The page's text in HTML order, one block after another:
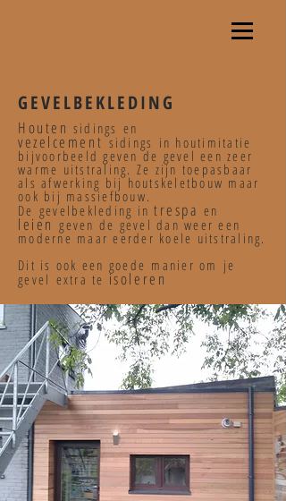
GEVELBEKLEDING
Houten sidings en
vezelcementsidings in houtimitatie
bijvoorbeeld geven de gevel een zeer
warme uitstraling. Ze zijn toepasbaar
als afwerking bij houtskeletbouw maar
ook bij massiefbouw.
De gevelbekleding intrespaen
leiengeven de gevel dan weer een
moderne maar eerder koele uitstraling.
Dit is ook een goede manier om je
gevel extra te isoleren